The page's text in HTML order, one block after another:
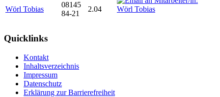
Wörl Tobias
08145
84-21
2.04
Quicklinks
Kontakt
Inhaltsverzeichnis
Impressum
Datenschutz
Erklärung zur Barrierefreiheit